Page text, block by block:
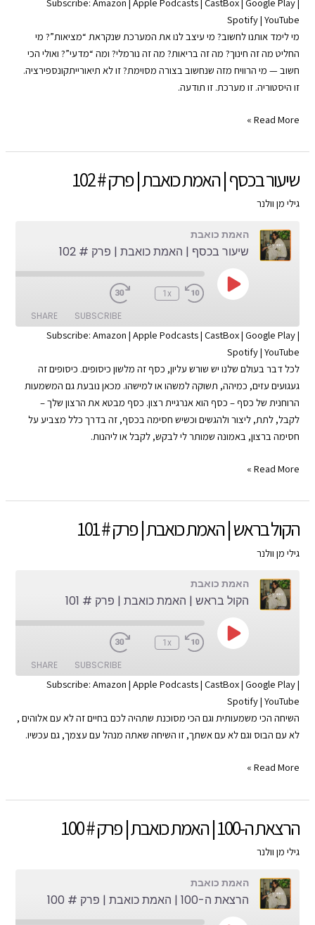
Amazon
Google Play
YouTube
RSS FEED
SHARE
LINK
Spotify| YouTube
מי לימד אותנו לחשוב? מי עיצב לנו את המערכת שנקראת “מציאות”? מי
החליט מה זה חינוך? מה זה בריאות? מה זה נורמלי? ומה “מדעי”? ואולי הכי
חשוב — מי הרוויח מזה שנחשוב בצורה מסוימת? זו לא תיאורייתקונספירציה.
זו היסטוריה. זו מערכת. זו תודעה.
שליטה
|
כואבת
|
103
Read More »
שיעור בכסף | האמת כואבת | פרק # 102
גילי מן וולנר
האמת כואבת
שיעור בכסף | האמת כואבת | פרק # 102
Play
Episode
1x
SUBSCRIBE
SHARE
Amazon
Google Play
Spotify
RSS FEED
SHARE
LINK
EMBED
Subscribe: Amazon | Apple Podcasts| CastBox| Google Play|
Spotify| YouTube
לכל דבר בעולם שלנו יש שורש עליון, כסף זה מלשון כיסופים. כיסופים זה
געגועים עזים, כמיהה, תשוקה למשהו או למישהו. מכאן נובעת גם המשמעות
הרוחנית של כסף – כסף הוא אנרגיית רצון. כסף מבטא את הרצון שלך –
לקבל, לתת, ליצור ולהגשים וכשיש חסימה בכסף, זה בדרך כלל מצביע על
חסימה ברצון, באמונה שמותר לי לבקש, לקבל או ליהנות.
שיעור
|
כואבת
|
102
Read More »
הקול בראש | האמת כואבת | פרק # 101
גילי מן וולנר
האמת כואבת
הקול בראש | האמת כואבת | פרק # 101
Play
Episode
1x
SUBSCRIBE
SHARE
Amazon
RSS FEED
SHARE
LINK
EMBED
Subscribe: Amazon | Apple Podcasts| CastBox| Google Play|
Spotify| YouTube
השיחה הכי משמעותית וגם הכי מסוכנת שתהיה לכם בחיים זה לא עם אלוהים ,
לא עם הבוס וגם לא עם אשתך, זו השיחה שאתה מנהל עם עצמך, גם עכשיו.
הקול
|
כואבת
|
101
Read More »
הרצאת ה-100 | האמת כואבת | פרק # 100
גילי מן וולנר
האמת כואבת
הרצאת ה-100 | האמת כואבת | פרק # 100